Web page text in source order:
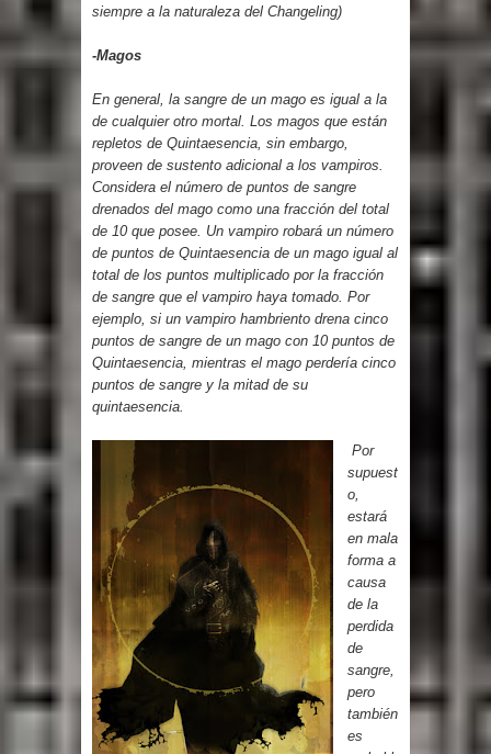
siempre a la naturaleza del Changeling)
-Magos
En general, la sangre de un mago es igual a la
de cualquier otro mortal. Los magos que están
repletos de Quintaesencia, sin embargo,
proveen de sustento adicional a los vampiros.
Considera el número de puntos de sangre
drenados del mago como una fracción del total
de 10 que posee. Un vampiro robará un número
de puntos de Quintaesencia de un mago igual al
total de los puntos multiplicado por la fracción
de sangre que el vampiro haya tomado. Por
ejemplo, si un vampiro hambriento drena cinco
puntos de sangre de un mago con 10 puntos de
Quintaesencia, mientras el mago perdería cinco
puntos de sangre y la mitad de su
quintaesencia.
Por
supuest
o,
estará
en mala
forma a
causa
de la
perdida
de
sangre,
pero
también
es